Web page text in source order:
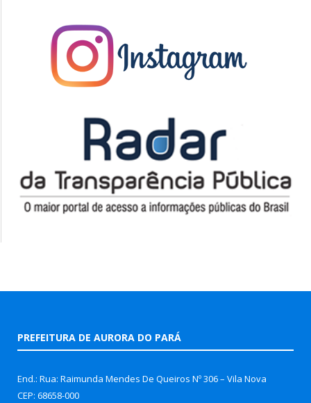
PREFEITURA DE AURORA DO PARÁ
End.: Rua: Raimunda Mendes De Queiros Nº 306 – Vila Nova
CEP: 68658-000